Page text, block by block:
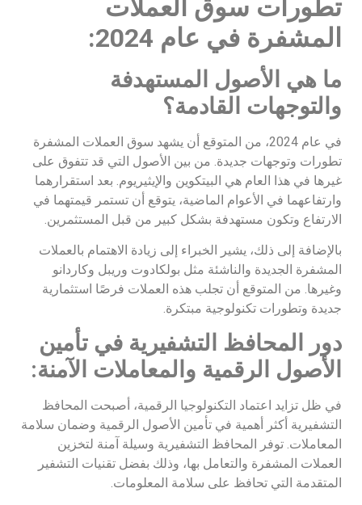
تطورات سوق العملات
المشفرة في عام 2024:
ما هي الأصول المستهدفة
والتوجهات القادمة؟
في عام 2024، من المتوقع أن يشهد سوق العملات المشفرة
تطورات وتوجهات جديدة. من بين الأصول التي قد تتفوق على
غيرها في هذا العام هي البيتكوين والإيثيريوم. بعد استقرارهما
وارتفاعهما في الأعوام الماضية، يتوقع أن تستمر قيمتهما في
الارتفاع وتكون مستهدفة بشكل كبير من قبل المستثمرين.
بالإضافة إلى ذلك، يشير الخبراء إلى زيادة الاهتمام بالعملات
المشفرة الجديدة والناشئة مثل بولكادوت وريبل وكاردانو
وغيرها. من المتوقع أن تجلب هذه العملات فرصًا استثمارية
جديدة وتطورات تكنولوجية مبتكرة.
دور المحافظ التشفيرية في تأمين
الأصول الرقمية والمعاملات الآمنة:
في ظل تزايد اعتماد التكنولوجيا الرقمية، أصبحت المحافظ
التشفيرية أكثر أهمية في تأمين الأصول الرقمية وضمان سلامة
المعاملات. توفر المحافظ التشفيرية وسيلة آمنة لتخزين
العملات المشفرة والتعامل بها، وذلك بفضل تقنيات التشفير
المتقدمة التي تحافظ على سلامة المعلومات.